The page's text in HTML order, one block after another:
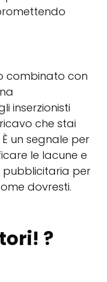
combinato con
inserzionisti
che stai
un segnale per
le lacune e
per
dovresti.
! ?